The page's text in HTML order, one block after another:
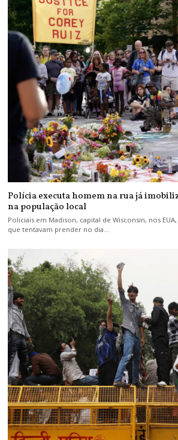
Polícia executa homem na rua já
na população local
Policiais em Madison, capital de Wisconsin, nos
que tentavam prender no dia…